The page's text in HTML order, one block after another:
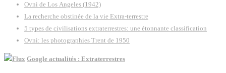
Ovni de Los Angeles (1942)
La recherche obstinée de la vie Extra-terrestre
5 types de civilisations extraterrestres: une étonnante classification
Ovni: les photographies Trent de 1950
Google actualités : Extraterrestres